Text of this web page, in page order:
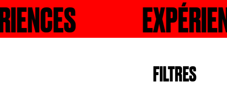
RECHERCHER
FILTRES